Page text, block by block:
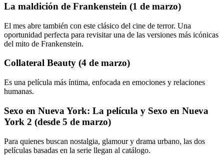
La maldición de Frankenstein (1 de marzo)
El mes abre también con este clásico del cine de terror. Una
oportunidad perfecta para revisitar una de las versiones más icónicas
del mito de Frankenstein.
Collateral Beauty (4 de marzo)
Es una película más íntima, enfocada en emociones y relaciones
humanas.
Sexo en Nueva York: La película y Sexo en Nueva
York 2 (desde 5 de marzo)
Para quienes buscan nostalgia, glamour y drama urbano, las dos
películas basadas en la serie llegan al catálogo.